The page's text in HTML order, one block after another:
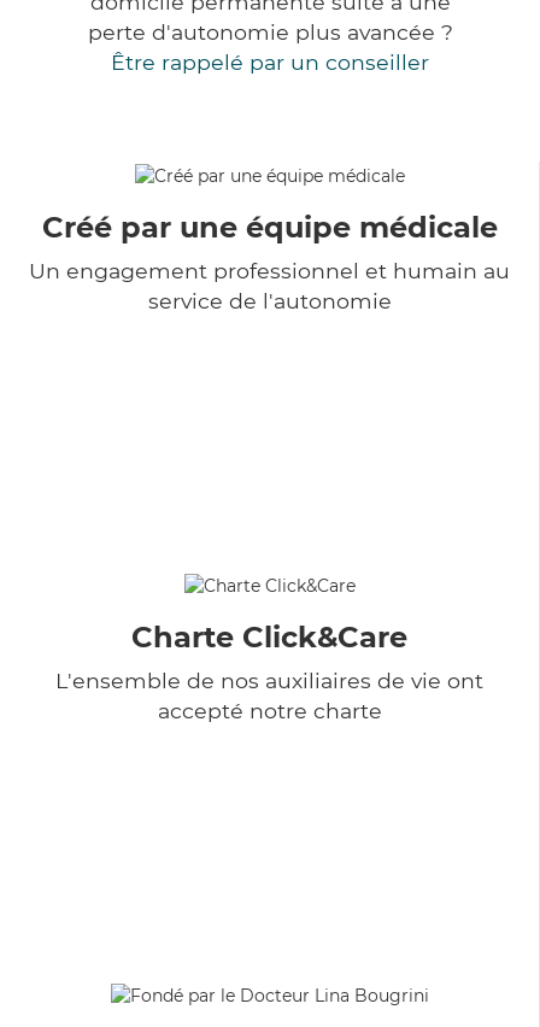
perte d'autonomie plus avancée ?
Être rappelé par un conseiller
Créé par une équipe médicale
Un engagement professionnel et humain au
service de l'autonomie
Charte Click&Care
L'ensemble de nos auxiliaires de vie ont
accepté notre charte